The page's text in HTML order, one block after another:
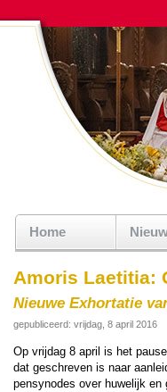
Home
Amoris Laetitia:
Nieuwe Exhortatie
gepubliceerd: vrijdag, 8 april 2016
Op vrij­dag 8 april is het
dat ge­schre­ven is naar
pen­synodes over huwe­lijk